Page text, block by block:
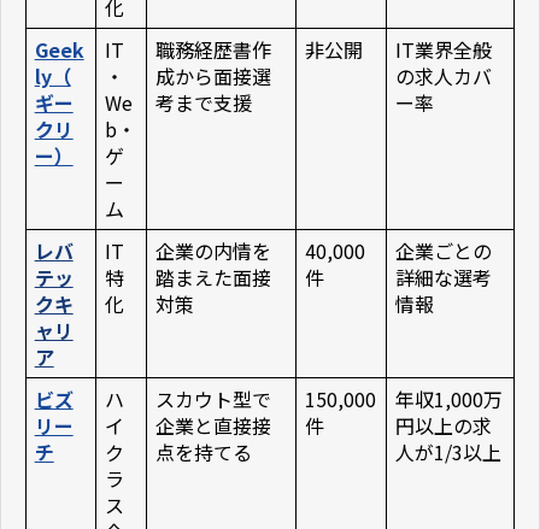
化
Geek
ly（
ギー
クリ
ー）
IT
・
We
b・
ゲ
ー
ム
職務経歴書作
成から面接選
考まで支援
非公開
IT業界全般
の求人カバ
ー率
レバ
テッ
クキ
ャリ
ア
IT
特
化
企業の内情を
踏まえた面接
対策
40,000
件
企業ごとの
詳細な選考
情報
ビズ
リー
チ
ハ
イ
ク
ラ
ス
スカウト型で
企業と直接接
点を持てる
150,000
件
年収1,000万
円以上の求
人が1/3以上